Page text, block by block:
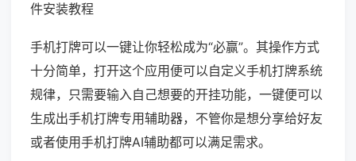
件安装教程
手机打牌可以一键让你轻松成为“必赢”。其操作方式
十分简单，打开这个应用便可以自定义手机打牌系统
规律，只需要输入自己想要的开挂功能，一键便可以
生成出手机打牌专用辅助器，不管你是想分享给好友
或者使用手机打牌AI辅助都可以满足需求。